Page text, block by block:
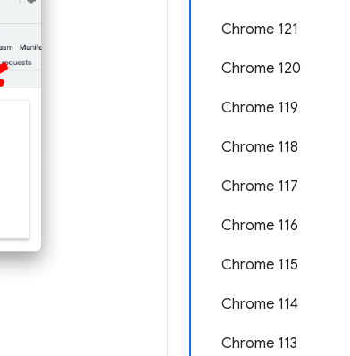
Chrome 121
Chrome 120
Chrome 119
Chrome 118
Chrome 117
Chrome 116
Chrome 115
Chrome 114
Chrome 113